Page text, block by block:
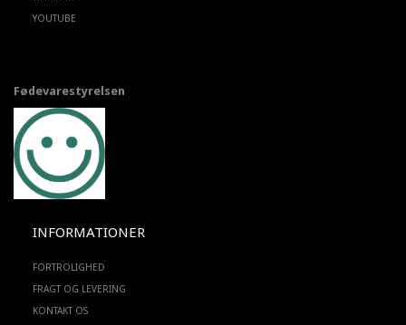
YOUTUBE
Fødevarestyrelsen
INFORMATIONER
FORTROLIGHED
FRAGT OG LEVERING
KONTAKT OS